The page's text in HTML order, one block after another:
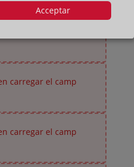
carregar el camp
carregar el camp
Acceptar